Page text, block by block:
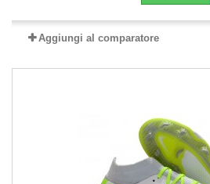
Aggiungi al comparatore